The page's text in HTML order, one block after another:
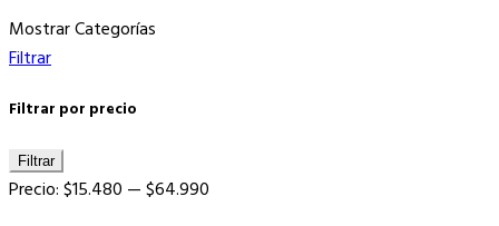
Mostrar Categorías
Filtrar
Filtrar por precio
Precio
mínimo
Precio
máximo
Filtrar
Precio:$15.480 —$64.990